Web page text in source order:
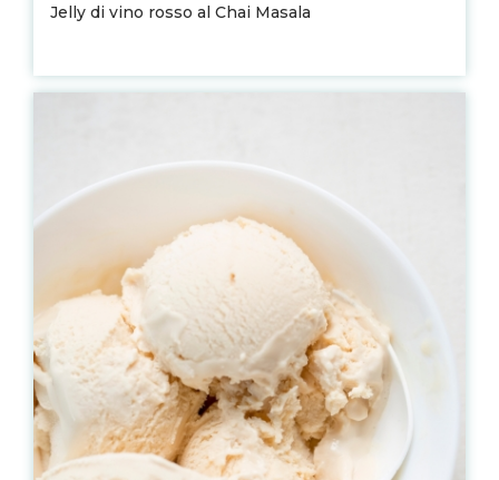
Jelly di vino rosso al Chai Masala